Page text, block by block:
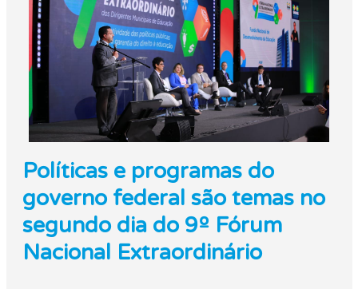
Políticas e programas do
governo federal são temas no
segundo dia do 9º Fórum
Nacional Extraordinário